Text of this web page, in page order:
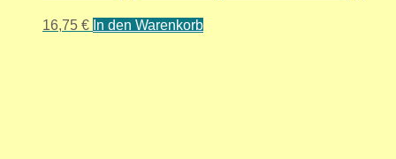
16,75 € In den Warenkorb